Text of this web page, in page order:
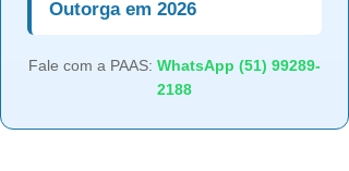
Outorga em 2026
Fale com a PAAS: WhatsApp (51) 99289-
2188